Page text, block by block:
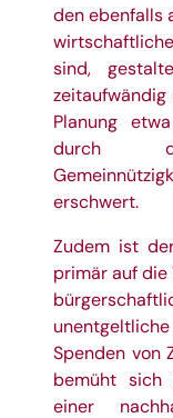
den ebenfalls
sind,
Planung
durch
erschwert.
Zudem ist
primär auf die
Spenden von
bemüht sich
einer